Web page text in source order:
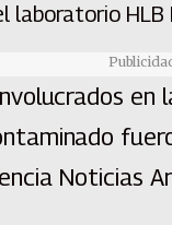
laboratorio HLB
en
Noticias